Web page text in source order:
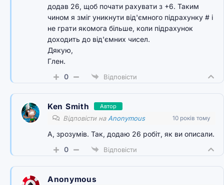
додав 26, щоб почати рахувати з +6. Таким
чином я зміг уникнути від'ємного підрахунку # і
не грати якомога більше, коли підрахунок
доходить до від'ємних чисел.
Дякую,
Глен.
0
Відповісти
Ken Smith Автор
Відповісти на Anonymous 10 років тому
А, зрозумів. Так, додаю 26 робіт, як ви описали.
0
Відповісти
Anonymous